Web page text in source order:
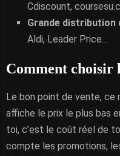
Cdiscount,
Grande distribution
Aldi, Leader Price…
Comment choisir
Le bon point de vente, ce
affiche le prix le plus bas
toi, c’est le coût réel de
compte les promotions,